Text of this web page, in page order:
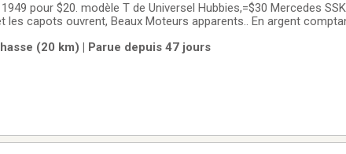
pour $20. modèle T de Universel Hubbies,=$30 Mercedes
les capots ouvrent, Beaux Moteurs apparents.. En argent
(20 km) | Parue depuis 47 jours